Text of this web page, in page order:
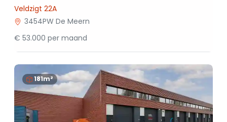
Veldzigt 22A
3454PW De Meern
€ 53.000 per maand
181m²